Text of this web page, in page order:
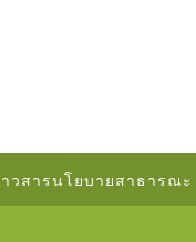
วสารนโยบายสาธารณะ